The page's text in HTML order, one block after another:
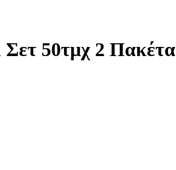
50τμχ 2 Πακέτα